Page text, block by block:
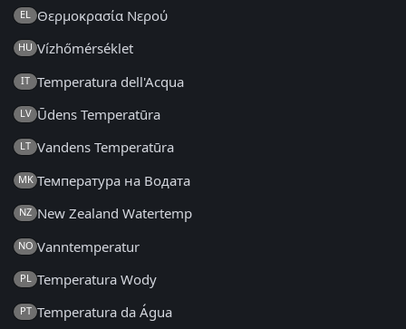
EL Θερμοκρασία Νερού
HU Vízhőmérséklet
IT Temperatura dell'Acqua
LV Ūdens Temperatūra
LT Vandens Temperatūra
MK Температура на Водата
NZ New Zealand Watertemp
NO Vanntemperatur
PL Temperatura Wody
PT Temperatura da Água